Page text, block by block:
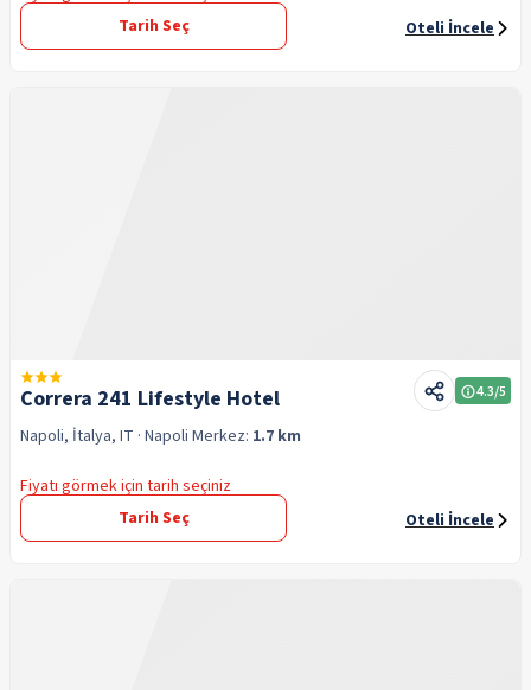
Tarih Seç
Oteli İncele
Correra 241 Lifestyle Hotel 4.3/5
Napoli, İtalya, IT · Napoli Merkez: 1.7 km
Fiyatı görmek için tarih seçiniz
Tarih Seç
Oteli İncele